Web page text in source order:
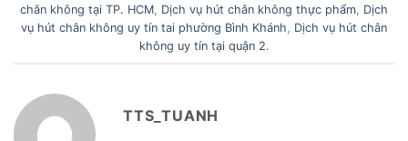
chân không tại TP. HCM, Dịch vụ hút chân không thực phẩm, Dịch
vụ hút chân không uy tín tai phường Bình Khánh, Dịch vụ hút chân
không uy tín tại quận 2.
TTS_TUANH